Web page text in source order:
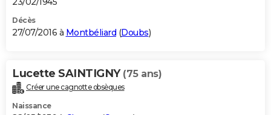
Décès
27/07/2016 à Montbéliard (Doubs)
Lucette SAINTIGNY (75 ans)
Créer une cagnotte obsèques
Naissance